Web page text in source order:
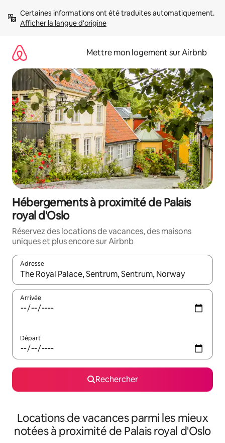
directement
Afficher la langue d'origine
Mettre mon logement sur Airbnb
Hébergements à proximité de Palais
royal d'Oslo
Réservez des locations de vacances, des maisons
uniques et plus encore sur Airbnb
Adresse
Lorsque les résultats s'affichent, utilisez les flèches vers le
Arrivée
Départ
Rechercher
Locations de vacances parmi les mieux
notées à proximité de Palais royal d'Oslo